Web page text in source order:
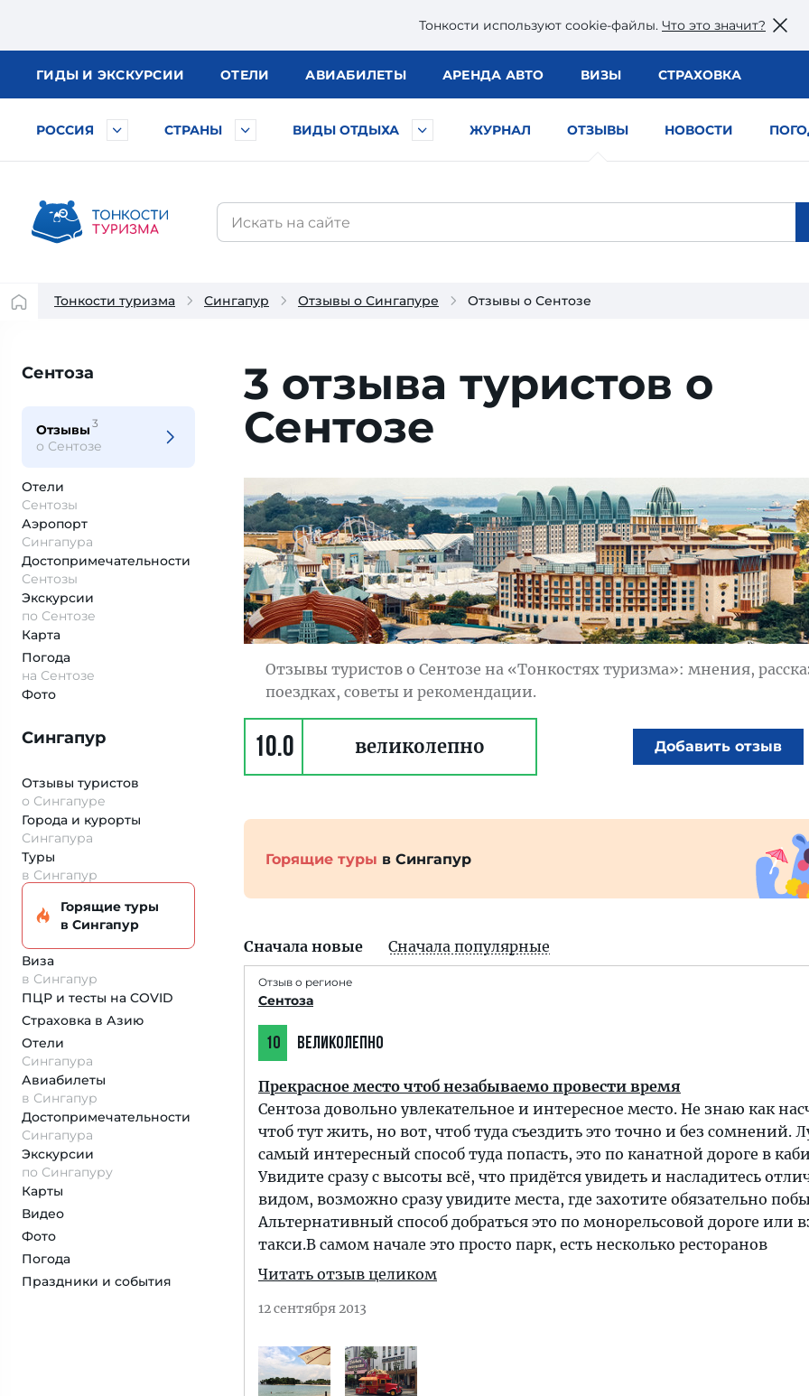
Тонкости используют сookie-файлы. Что это значит?
ГИДЫ И ЭКСКУРСИИ ОТЕЛИ АВИАБИЛЕТЫ АРЕНДА АВТО ВИЗЫ СТРАХОВКА
РОССИЯ СТРАНЫ ВИДЫ ОТДЫХА ЖУРНАЛ ОТЗЫВЫ НОВОСТИ
Тонкости туризма Сингапур Отзывы о Сингапуре Отзывы о Сентозе
Сентоза
Отзывы 3
о Сентозе
Отели
Сентозы
Аэропорт
Сингапура
Достопримеча­тельности
Сентозы
Экскурсии
по Сентозе
Карта
Погода
на Сентозе
Фото
Сингапур
Отзывы туристов
о Сингапуре
Города и курорты
Сингапура
Туры
в Сингапур
Горящие туры
в Сингапур
Виза
в Сингапур
ПЦР и тесты на COVID
Страховка в Азию
Отели
Сингапура
Авиабилеты
в Сингапур
Достопримеча­тельности
Сингапура
Экскурсии
по Сингапуру
Карты
Видео
Фото
Погода
Праздники и события
3 отзыва туристов о
Сентозе
Отзывы туристов о Сентозе на «Тонкостях туризма»: мнения,
поездках, советы и рекомендации.
10.0 великолепно Добавить отзыв
Горящие туры в Сингапур
Сначала новые Сначала популярные
Отзыв о регионе
Сентоза
10 ВЕЛИКОЛЕПНО
Прекрасное место чтоб незабываемо провести время
Сентоза довольно увлекательное и интересное место. Не знаю как
чтоб тут жить, но вот, чтоб туда съездить это точно и без сомнений.
самый интересный способ туда попасть, это по канатной дороге в
Увидите сразу с высоты всё, что придётся увидеть и насладитесь
видом, возможно сразу увидите места, где захотите обязательно
Альтернативный способ добраться это по монорельсовой дороге или
такси.В самом начале это просто парк, есть несколько ресторанов
Читать отзыв целиком
12 сентября 2013